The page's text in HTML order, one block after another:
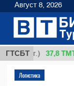
ГТСБТ37,8 ТМТ
Логистика
Август 8, 2026